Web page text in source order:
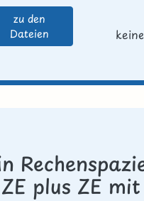
zu den
Dateien
plus ZE